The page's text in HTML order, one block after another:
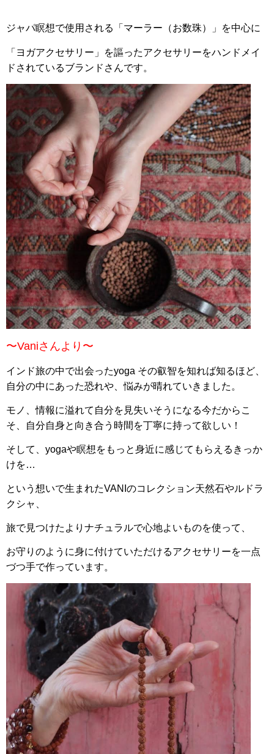
ジャパ瞑想で使用される「マーラー（お数珠）」を中心に
「ヨガアクセサリー」を謳ったアクセサリーをハンドメイ
ドされているブランドさんです。
〜Vaniさんより〜
インド旅の中で出会ったyoga その叡智を知れば知るほど、
自分の中にあった恐れや、悩みが晴れていきました。
モノ、情報に溢れて自分を見失いそうになる今だからこ
そ、自分自身と向き合う時間を丁寧に持って欲しい！
そして、yogaや瞑想をもっと身近に感じてもらえるきっか
けを…
という想いで生まれたVANIのコレクション天然石やルドラ
クシャ、
旅で見つけたよりナチュラルで心地よいものを使って、
お守りのように身に付けていただけるアクセサリーを一点
づつ手で作っています。